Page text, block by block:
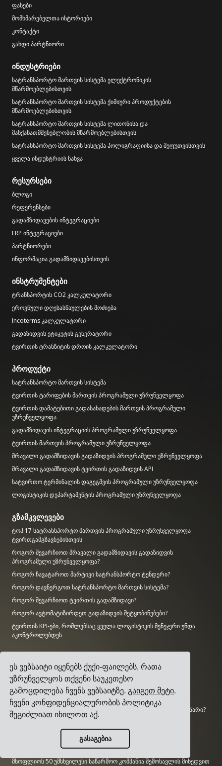
ეს ვებსაიტი იყენებს ქუქი-ფაილებს, რათა
უზრუნველყოს თქვენი საუკეთესო
გამოცდილება ჩვენს ვებსაიტზე. გაიგეთ მეტი.
ჩვენი კონფიდენციალურობის პოლიტიკა
შეგიძლიათ იხილოთაქ.
გასაგებია
ფასები
მომხმარებელთა ისტორიები
კონტაქტი
გახდი პარტნიორი
ინდუსტრიები
სატრანსპორტო მართვის სისტემა ელექტრონიკის
მწარმოებლებისთვის
სატრანსპორტო მართვის სისტემა ქიმიური პროდუქტების
მწარმოებლებისთვის
სატრანსპორტო მართვის სისტემა ლითონისა და
მანქანათმშენებლობის მწარმოებლებისთვის
სატრანსპორტო მართვის სისტემა პოლიგრაფიისა და შეფუთვისთვის
ყველა ინდუსტრიის ნახვა
რესურსები
ბლოგი
რეფერენსები
გადამზიდავების ინტეგრაციები
ERP ინტეგრაციები
პარტნიორები
ინფორმაცია გადამზიდავებისთვის
ინსტრუმენტები
ტრანსპორტის CO2 კალკულატორი
ეროვნული დღესასწაულების მოძიება
Incoterms კალკულატორი
გადაზიდვის ეტიკეტის გენერატორი
ტვირთის ტრანზიტის დროის კალკულატორი
პროდუქტი
სატრანსპორტო მართვის სისტემა
ტვირთის ტარიფების მართვის პროგრამული უზრუნველყოფა
ტვირთის დამატებითი გადასახადების მართვის პროგრამული
უზრუნველყოფა
გადამზიდავის ინტეგრაციის პროგრამული უზრუნველყოფა
ტვირთის მართვის პროგრამული უზრუნველყოფა
მრავალი გადამზიდავის გადაზიდვის პროგრამული უზრუნველყოფა
მრავალი გადამზიდავის ტვირთის გადაზიდვის API
სატვირთო ტერმინალის დაგეგმვის პროგრამული უზრუნველყოფა
ლოგისტიკის დეპარტამენტის პროგრამული უზრუნველყოფა
გზამკვლევები
ტოპ 17 სატრანსპორტო მართვის პროგრამული უზრუნველყოფა
ტვირთგამგზავნებისთვის
როგორ შევარჩიოთ მრავალი გადამზიდავის გადაზიდვის
პროგრამული უზრუნველყოფა?
როგორ ჩავატაროთ მარტივი სატრანსპორტო ტენდერი?
როგორ დავნერგოთ სატრანსპორტო მართვის სისტემა?
როგორ შევარჩიოთ ტვირთის გადამზიდავი?
როგორ ავტომატიზირდეთ გადაზიდვის შეტყობინებები?
ტვირთის KPI-ები, რომლებსაც ყველა ლოგისტიკის მენეჯერი უნდა
აკონტროლებდეს
რამდენად დიდია AI ბაზარი?
რამდენ CO2-ს გამოყოფს სატრანსპორტო სექტორი?
რამდენად დიდია ლოგისტიკის ბაზარი?
რამდენად დიდია საწარმოო პროგრამული უზრუნველყოფის ბაზარი?
რა ზომისაა ERP-ის ბაზარი?
რამდენად დიდია საწარმოო ინდუსტრია?
მსოფლიოს 50 უმსხვილესი საწარმოო კომპანია შემოსავლის მიხედვით